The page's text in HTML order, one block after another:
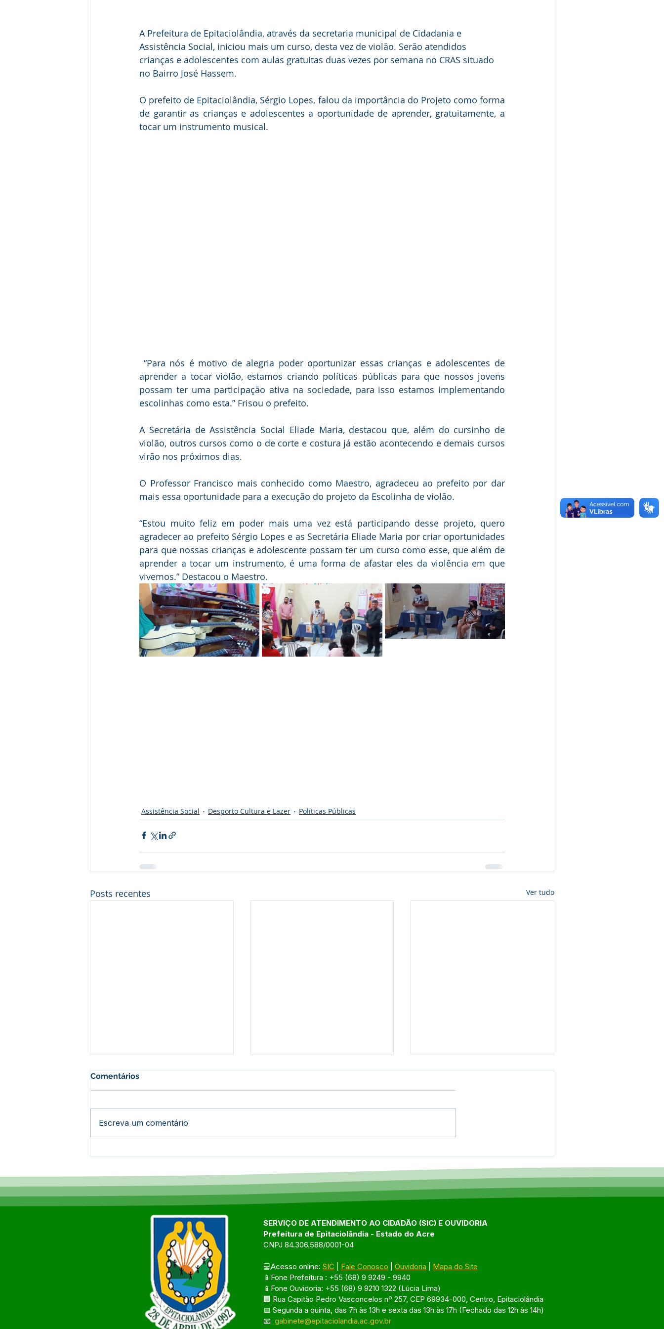
A Prefeitura de Epitaciolândia, através da secretaria municipal de Cidadania e
Assistência Social, iniciou mais um curso, desta vez de violão. Serão atendidos
crianças e adolescentes com aulas gratuitas duas vezes por semana no CRAS situado
no Bairro José Hassem.
O prefeito de Epitaciolândia, Sérgio Lopes, falou da importância do Projeto como forma
de garantir as crianças e adolescentes a oportunidade de aprender, gratuitamente, a
tocar um instrumento musical.
aprender a tocar violão, estamos criando políticas públicas para que nossos jovens
possam ter uma participação ativa na sociedade, para isso estamos implementando
escolinhas como esta.” Frisou o prefeito.
A Secretária de Assistência Social Eliade Maria, destacou que, além do cursinho de
violão, outros cursos como o de corte e costura já estão acontecendo e demais cursos
virão nos próximos dias.
O Professor Francisco mais conhecido como Maestro, agradeceu ao prefeito por dar
mais essa oportunidade para a execução do projeto da Escolinha de violão.
“Estou muito feliz em poder mais uma vez está participando desse projeto, quero
agradecer ao prefeito Sérgio Lopes e as Secretária Eliade Maria por criar oportunidades
para que nossas crianças e adolescente possam ter um curso como esse, que além de
aprender a tocar um instrumento, é uma forma de afastar eles da violência em que
vivemos.” Destacou o Maestro.
Assistência Social Desporto Cultura e Lazer Políticas Públicas
Posts recentes Ver tudo
em Epitaciolândia e já
atende mais de 100
crianças e adolescentes
finais do Campeonato de
Futebol apoiado pela
Prefeitura de
Epitaciolândia
parceria e traz Instituto
Formando Campeões ao
Comentários
Escreva um comentário
SERVIÇO DE ATENDIMENTO AO CIDADÃO (SIC) E OUVIDORIA
Prefeitura de Epitaciolândia - Estado do Acre
CNPJ 84.306.588/0001-04
💻Acesso online: SIC Fale Conosco Ouvidoria
Mapa do Site
📱Fone Prefeitura : +55 (68) 9 9249 - 9940
📱Fone Ouvidoria: +55 (68) 9 9210 1322 (Lúcia Lima)
🏢 Rua Capitão Pedro Vasconcelos nº 257, CEP 69934-000, Centro, Epitaciolândia
📅 Segunda a quinta, das 7h às 13h e sexta das 13h às 17h (Fechado das 12h às 14h)
📧 gabinete@epitaciolandia.ac.gov.br